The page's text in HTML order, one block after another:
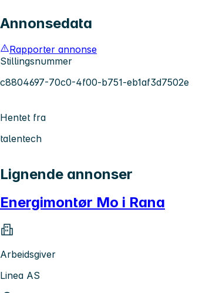
Annonsedata
Rapporter annonse
Stillingsnummer
c8804697-70c0-4f00-b751-eb1af3d7502e
Hentet fra
talentech
Lignende annonser
Energimontør Mo i Rana
Arbeidsgiver
Linea AS